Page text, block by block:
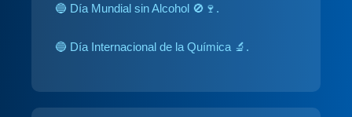
🔵 Día Mundial sin Alcohol 🚫🍷.
🔵 Día Internacional de la Química 🔬.